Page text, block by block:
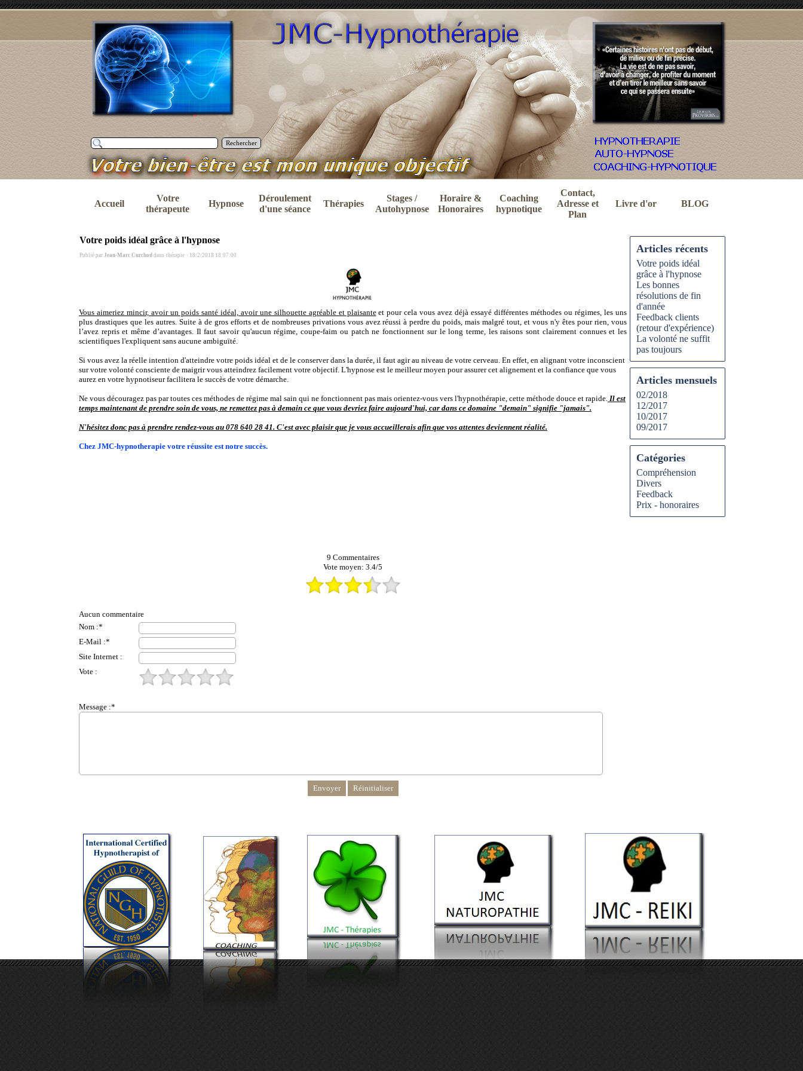
Rechercher
Accueil
Votre
thérapeute
Hypnose
Déroulement
d'une séance
Thérapies
Stages /
Autohypnose
Horaire &
Honoraires
Coaching
hypnotique
Contact,
Adresse et
Plan
Livre d'or BLOG
Votre poids idéal grâce à l'hypnose
Publié par Jean-Marc Curchod dans thérapie · 18/2/2018 18:07:00
Vous aimeriez mincir, avoir un poids santé idéal, avoir une silhouette agréable et plaisanteet pour cela vous avez déjà essayé différentes méthodes ou régimes, les uns
plus drastiques que les autres. Suite à de gros efforts et de nombreuses privations vous avez réussi à perdre du poids, mais malgré tout, et vous n'y êtes pour rien, vous
l’avez repris et même d’avantages. Il faut savoir qu'aucun régime, coupe-faim ou patch ne fonctionnent sur le long terme, les raisons sont clairement connues et les
scientifiques l'expliquent sans aucune ambiguïté.
Si vous avez la réelle intention d'atteindre votre poids idéal et de le conserver dans la durée, il faut agir au niveau de votre cerveau. En effet, en alignant votre inconscient
sur votre volonté consciente de maigrir vous atteindrez facilement votre objectif. L'hypnose est le meilleur moyen pour assurer cet alignement et la confiance que vous
aurez en votre hypnotiseur facilitera le succès de votre démarche.
Ne vous découragez pas par toutes ces méthodes de régime mal sain qui ne fonctionnent pas mais orientez-vous vers l'hypnothérapie, cette méthode douce et rapide. Il est
temps maintenant de prendre soin de vous, ne remettez pas à demain ce que vous devriez faire aujourd'hui, car dans ce domaine "demain" signifie "jamais".
N'hésitez donc pas à prendre rendez-vous au 078 640 28 41. C'est avec plaisir que je vous accueillerais afin que vos attentes deviennent réalité.
Chez JMC-hypnotherapie votre réussite est notre succès.
9 Commentaires
Vote moyen: 3.4/5
Aucun commentaire
Nom :*
E-Mail :*
Site Internet :
Vote :
Message :*
Articles récents
Votre poids idéal
grâce à l'hypnose
Les bonnes
résolutions de fin
d'année
Feedback clients
(retour d'expérience)
La volonté ne suffit
pas toujours
Articles mensuels
02/2018
12/2017
10/2017
09/2017
Catégories
Compréhension
Divers
Feedback
Prix - honoraires